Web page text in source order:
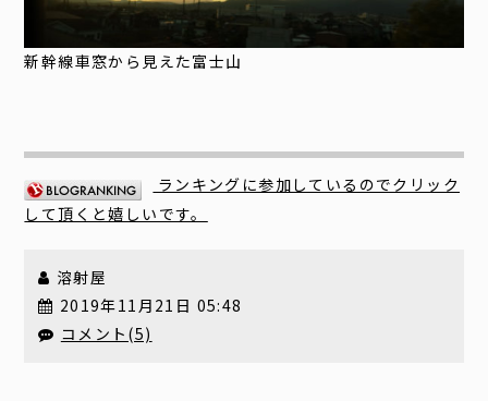
新幹線車窓から見えた富士山
ランキングに参加しているのでクリック
して頂くと嬉しいです。
溶射屋
2019年11月21日 05:48
コメント(5)